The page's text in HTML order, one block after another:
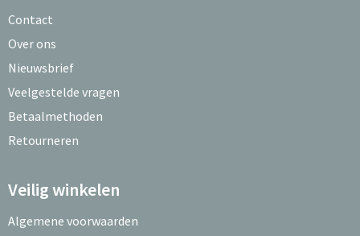
Contact
Over ons
Nieuwsbrief
Veelgestelde vragen
Betaalmethoden
Retourneren
Veilig winkelen
Algemene voorwaarden